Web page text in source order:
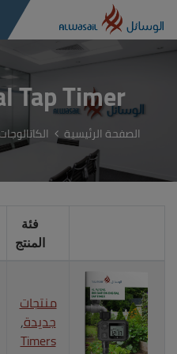
Tap Timer
الصفحة الرئيسية
فئة
المنتج
منتجات
جديدة
Timers